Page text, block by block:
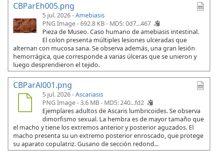
CBParEh005.png
5 jul. 2026 -Amebiasis
PNG Image - 692.8 KB - MD5: 0d7...467
Pieza de Museo. Caso humano de amebiasis intestinal.
El colon presenta múltiples lesiones ulceradas que
alternan con mucosa sana. Se observa además, una gran lesión
hemorrágica, que corresponde a varias úlceras que se unieron y
luego desprendieron el tejido.
CBParAl001.png
5 jul. 2026 -Ascariasis
PNG Image - 3.6 MB - MD5: 240...fd2
Ejemplares adultos de Ascaris lumbricoides. Se observa
dimorfismo sexual. La hembra es de mayor tamaño que
el macho y tiene los extremos anterior y posterior aguzados. El
macho presenta su un extremo posterior enroscado, que protege
su aparato copulatriz. Gusano de sección redond...